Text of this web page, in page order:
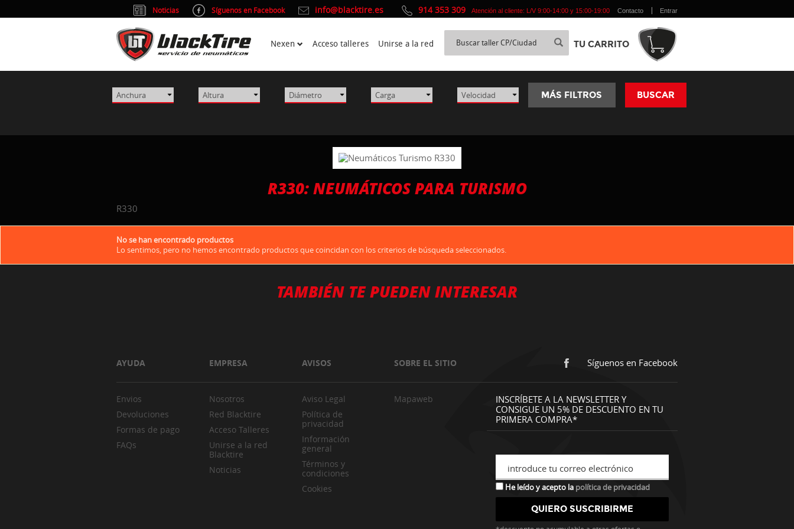
MÁS FILTROS BUSCAR
R330: NEUMÁTICOS PARA TURISMO
R330
No se han encontrado productos
Lo sentimos, pero no hemos encontrado productos que coincidan con los criterios de búsqueda seleccionados.
TAMBIÉN TE PUEDEN INTERESAR
AYUDA EMPRESA AVISOS SOBRE EL SITIO Síguenos en Facebook
Envios
Devoluciones
Formas de pago
FAQs
Nosotros
Red Blacktire
Acceso Talleres
Unirse a la red
Blacktire
Noticias
Aviso Legal
Política de
privacidad
Información
general
Términos y
condiciones
Cookies
Mapaweb
INSCRÍBETE A LA NEWSLETTER Y
CONSIGUE UN 5% DE DESCUENTO EN TU
PRIMERA COMPRA*
introduce tu correo electrónico
He leído y acepto la política de privacidad
Noticias Síguenos en Facebook info@blacktire.es 914 353 309 Atención al cliente: L/V 9:00-14:00 y 15:00-19:00 Contacto Entrar
Nexen Acceso talleres Unirse a la red TU CARRITO